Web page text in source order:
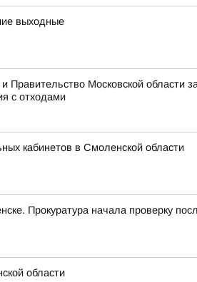
выходные
Правительство Московской
с отходами
кабинетов в Смоленской области
Прокуратура начала проверку
области